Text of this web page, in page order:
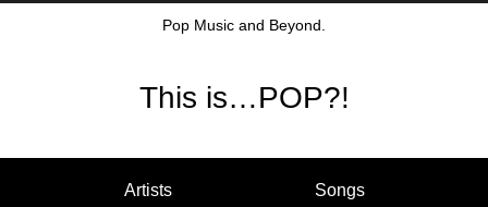
Pop Music and Beyond.
This is…POP?!
Artists Songs